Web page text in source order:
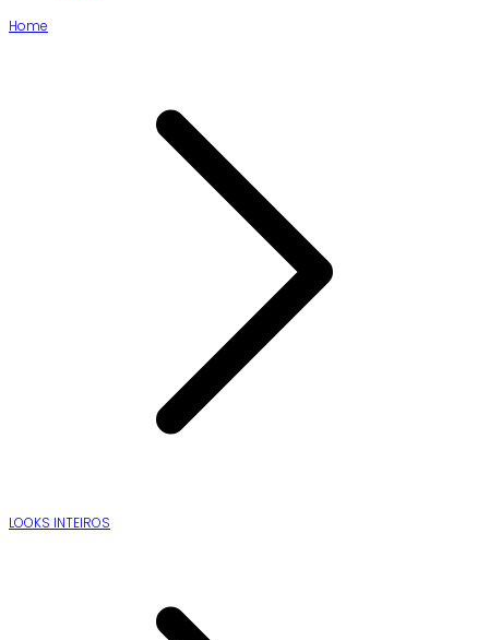
Home
LOOKS INTEIROS